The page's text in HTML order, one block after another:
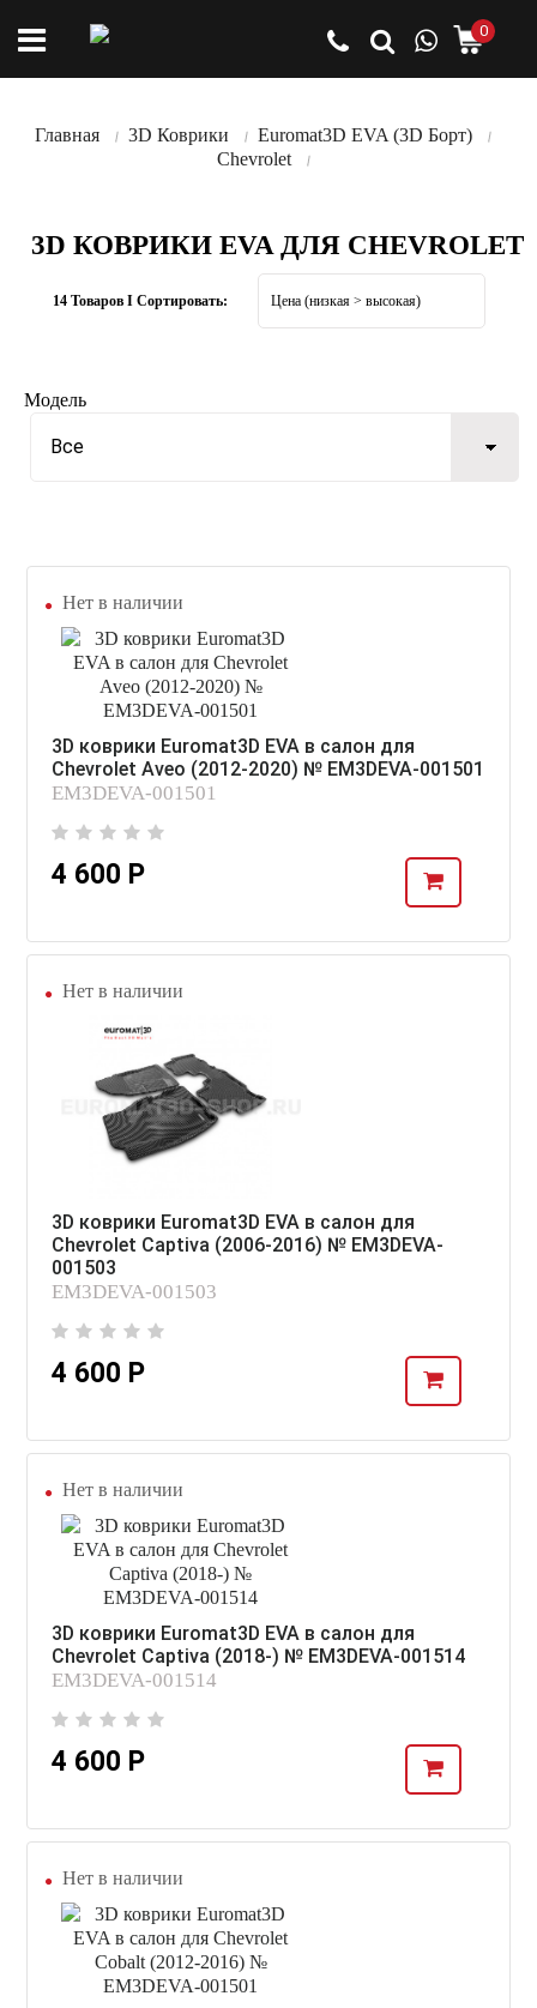
0
Главная 3D Коврики
Euromat3D EVA (3D Борт)
Chevrolet
3D КОВРИКИ EVA ДЛЯ CHEVROLET
14 Товаров I Сортировать:
Модель
Все
Нет в наличии
3D коврики Euromat3D EVA в салон для
Chevrolet Aveo (2012-2020) № EM3DEVA-001501
EM3DEVA-001501
4 600 Р
Нет в наличии
3D коврики Euromat3D EVA в салон для
Chevrolet Captiva (2006-2016) № EM3DEVA-
001503
EM3DEVA-001503
4 600 Р
Нет в наличии
3D коврики Euromat3D EVA в салон для
Chevrolet Captiva (2018-) № EM3DEVA-001514
EM3DEVA-001514
4 600 Р
Нет в наличии